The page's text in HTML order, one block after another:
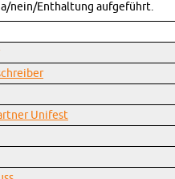
nein/Ent­hal­tung auf­ge­führt.
Uni­fest